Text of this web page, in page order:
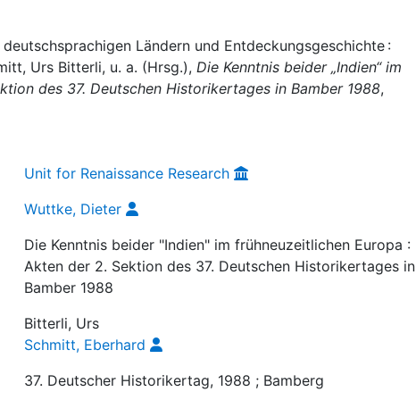
Ländern und Entdeckungsgeschichte :
Urs Bitterli, u. a. (Hrsg.), Die Kenntnis beider „Indien“ im
des 37. Deutschen Historikertages in Bamber 1988,
Unit for Renaissance Research
Wuttke, Dieter
Die Kenntnis beider "Indien" im frühneuzeitlichen Europa :
Akten der 2. Sektion des 37. Deutschen Historikertages in
Bamber 1988
Bitterli, Urs
Schmitt, Eberhard
37. Deutscher Historikertag, 1988 ; Bamberg